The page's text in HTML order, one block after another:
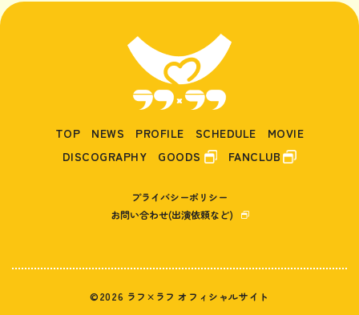
TOP NEWS PROFILE SCHEDULE
MOVIE
DISCOGRAPHY
GOODS FANCLUB
プライバシーポリシー
お問い合わせ(出演依頼など)
©2026 ラフ×ラフ オフィシャルサイト